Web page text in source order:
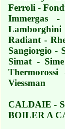
Ferroli -
Immergas
Radiant -
Sangiorgio -
Simat -
Viessman
CALDAIE -
BOILER A